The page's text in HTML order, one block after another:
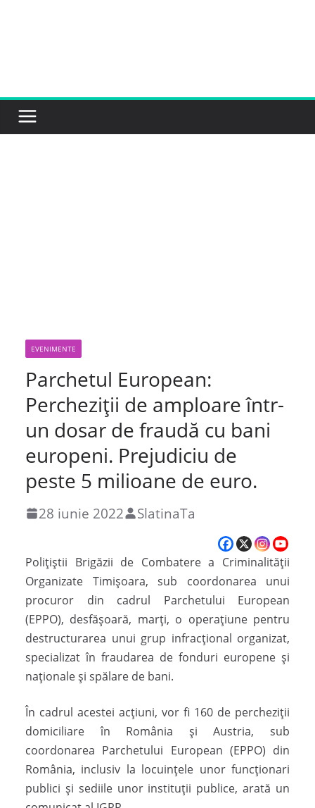
EVENIMENTE
Parchetul European:
Percheziții de amploare într-
un dosar de fraudă cu bani
europeni. Prejudiciu de
peste 5 milioane de euro.
28 iunie 2022 SlatinaTa
Poliţiştii Brigăzii de Combatere a Criminalităţii
Organizate Timişoara, sub coordonarea unui
procuror din cadrul Parchetului European
(EPPO), desfăşoară, marţi, o operaţiune pentru
destructurarea unui grup infracţional organizat,
specializat în fraudarea de fonduri europene şi
naţionale şi spălare de bani.
În cadrul acestei acţiuni, vor fi 160 de percheziţii
domiciliare în România şi Austria, sub
coordonarea Parchetului European (EPPO) din
România, inclusiv la locuinţele unor funcţionari
publici şi sediile unor instituţii publice, arată un